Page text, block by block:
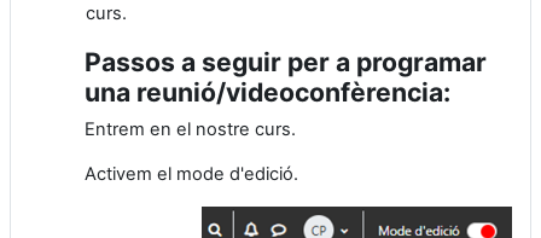
curs.
Passos a seguir per a programar
una reunió/videoconfèrencia:
Entrem en el nostre curs.
Activem el mode d'edició.